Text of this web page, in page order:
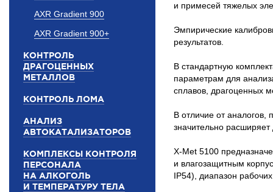
AXR Gradient 900
AXR Gradient 900+
КОНТРОЛЬ
ДРАГОЦЕННЫХ
МЕТАЛЛОВ
КОНТРОЛЬ ЛОМА
АНАЛИЗ
АВТОКАТАЛИЗАТОРОВ
КОМПЛЕКСЫ КОНТРОЛЯ
ПЕРСОНАЛА
НА АЛКОГОЛЬ
И ТЕМПЕРАТУРУ ТЕЛА
и примесей тяжелых
Эмпирические
результатов.
В стандартную
параметрам для
сплавов, драгоценных
В отличие от аналогов,
значительно
X-Met 5100
и влагозащитным
IP54), диапазон